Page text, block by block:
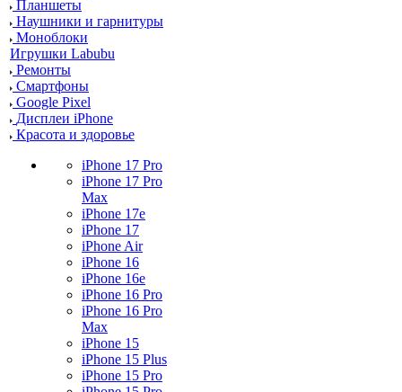
Планшеты
Наушники и гарнитуры
Моноблоки
Игрушки Labubu
Ремонты
Смартфоны
Google Pixel
Дисплеи iPhone
Красота и здоровье
iPhone 17 Pro
iPhone 17 Pro
Max
iPhone 17e
iPhone 17
iPhone Air
iPhone 16
iPhone 16e
iPhone 16 Pro
iPhone 16 Pro
Max
iPhone 15
iPhone 15 Plus
iPhone 15 Pro